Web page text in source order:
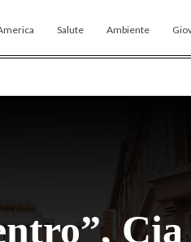
Salute Ambiente